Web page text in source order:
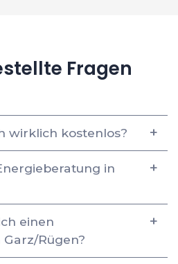
Fragen
wirklich kostenlos?
in
einen
Rügen?